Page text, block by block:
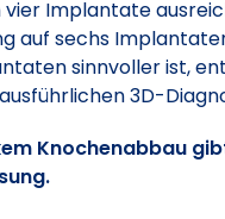
Implantate
auf sechs
sinnvoller ist,
3D-
Knochenabbau